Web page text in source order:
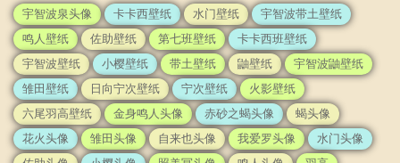
宇智波泉头像 卡卡西壁纸 水门壁纸
宇智波带土壁纸
鸣人壁纸
佐助壁纸 第七班壁纸
卡卡西班壁纸
宇智波壁纸
小樱壁纸 带土壁纸 鼬壁纸
宇智波鼬壁纸
雏田壁纸
日向宁次壁纸 宁次壁纸
火影壁纸
六尾羽高壁纸
金身鸣人头像 赤砂之蝎头像
蝎头像
花火头像
雏田头像 自来也头像 我爱罗头像
水门头像